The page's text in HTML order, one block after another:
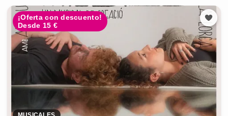
¡Oferta con descuento!
Desde 15 €